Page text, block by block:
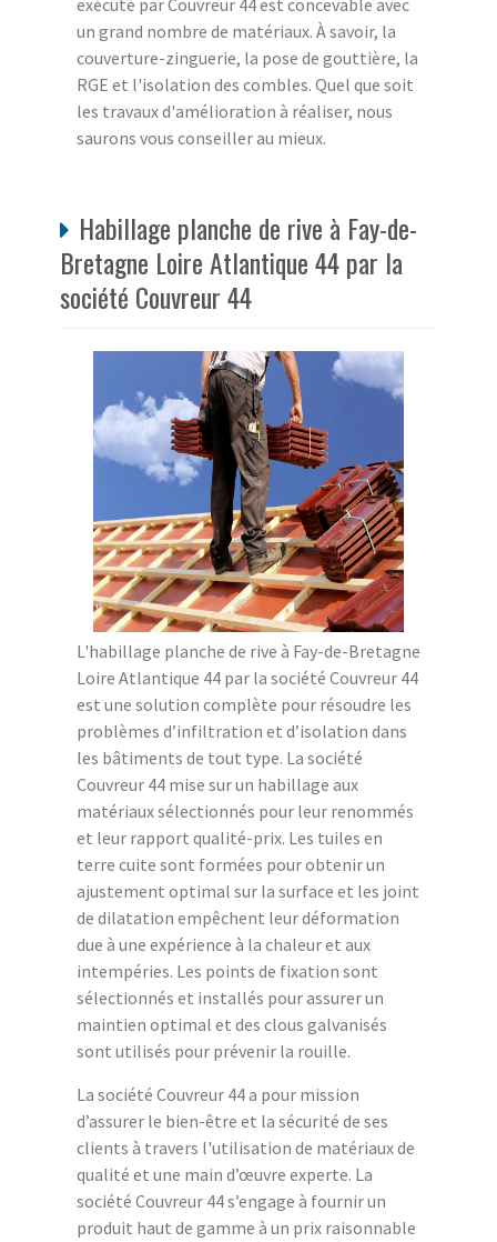
exécuté par Couvreur 44 est concevable avec
un grand nombre de matériaux. À savoir, la
couverture-zinguerie, la pose de gouttière, la
RGE et l'isolation des combles. Quel que soit
les travaux d'amélioration à réaliser, nous
saurons vous conseiller au mieux.
Habillage planche de rive à Fay-de-
Bretagne Loire Atlantique 44 par la
société Couvreur 44
L'habillage planche de rive à Fay-de-Bretagne
Loire Atlantique 44 par la société Couvreur 44
est une solution complète pour résoudre les
problèmes d’infiltration et d’isolation dans
les bâtiments de tout type. La société
Couvreur 44 mise sur un habillage aux
matériaux sélectionnés pour leur renommés
et leur rapport qualité-prix. Les tuiles en
terre cuite sont formées pour obtenir un
ajustement optimal sur la surface et les joint
de dilatation empêchent leur déformation
due à une expérience à la chaleur et aux
intempéries. Les points de fixation sont
sélectionnés et installés pour assurer un
maintien optimal et des clous galvanisés
sont utilisés pour prévenir la rouille.
La société Couvreur 44 a pour mission
d’assurer le bien-être et la sécurité de ses
clients à travers l'utilisation de matériaux de
qualité et une main d’œuvre experte. La
société Couvreur 44 s’engage à fournir un
produit haut de gamme à un prix raisonnable